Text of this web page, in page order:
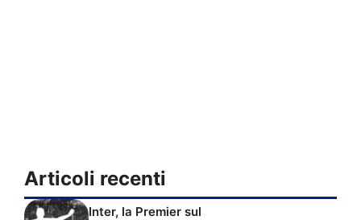
Articoli recenti
Inter, la Premier sul